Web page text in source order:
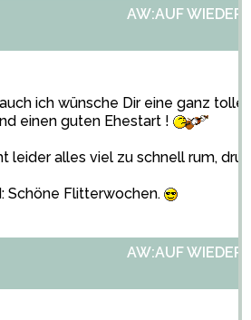
AW:AUF
ich wünsche Dir eine ganz
einen guten Ehestart !
leider alles viel zu schnell rum,
Schöne Flitterwochen.
AW:AUF